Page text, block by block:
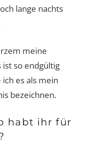
lange nachts
meine
so endgültig
es als mein
bezeichnen.
habt ihr für